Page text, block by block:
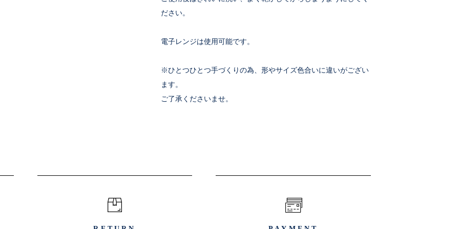
ださい。
電子レンジは使用可能です。
※ひとつひとつ手づくりの為、形やサイズ色合いに違いがござい
ます。
ご了承くださいませ。